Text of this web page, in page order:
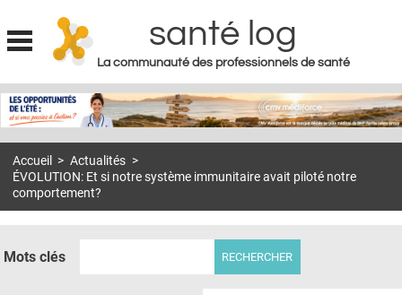
Jump to navigation
santé log
La communauté des professionnels de santé
MON COMPTE
S'ABONNER À LA REVUE SOIN À DOMICILE
ACTUS
Accueil > Actualités >
ÉVOLUTION: Et si notre système immunitaire avait piloté notre
comportement?
Mots clés